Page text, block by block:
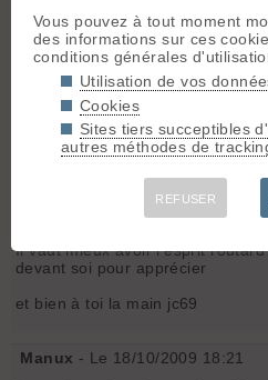
Iles du Cap Vert ?
c'est l'ile de Boa Vista dans
sénégal
l'indice c'était les arbres courbés
paysages désertiques et plages
tourisme de masse car il n'y a
seul l'ile de Sal est livrée aux
un petit bemol les cap verdiens
Il vaut mieux avoir l'esprit
devant soi pour apprécier
et bien à toi la main jc69
Manux - Le 18/10/2009 18:21
Vous pouvez à tout moment
des informations sur ces
conditions générales
Utilisation de vos
Cookies
Sites tiers succeptibles
autres méthodes de
REFUSER